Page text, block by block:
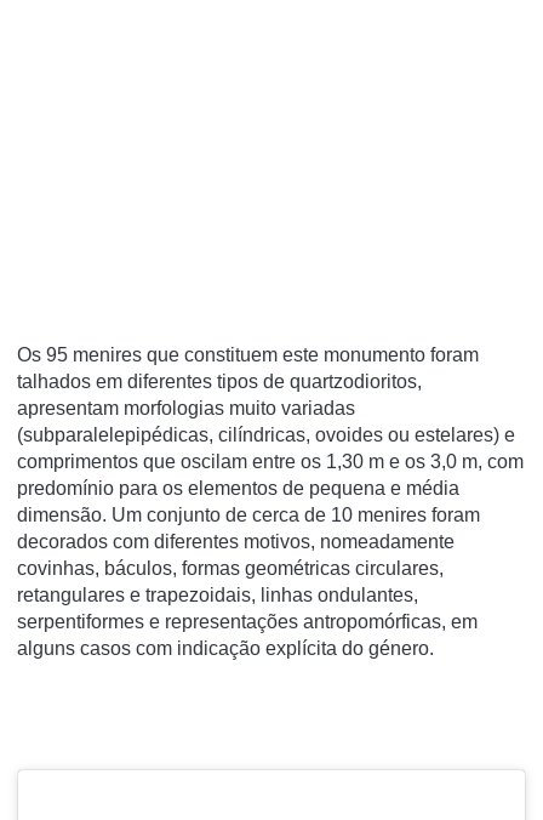
Os 95 menires que constituem este monumento foram
talhados em diferentes tipos de quartzodioritos,
apresentam morfologias muito variadas
(subparalelepipédicas, cilíndricas, ovoides ou estelares) e
comprimentos que oscilam entre os 1,30 m e os 3,0 m, com
predomínio para os elementos de pequena e média
dimensão. Um conjunto de cerca de 10 menires foram
decorados com diferentes motivos, nomeadamente
covinhas, báculos, formas geométricas circulares,
retangulares e trapezoidais, linhas ondulantes,
serpentiformes e representações antropomórficas, em
alguns casos com indicação explícita do género.